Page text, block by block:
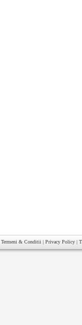
Termeni & Conditii | Privacy Policy |